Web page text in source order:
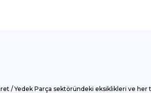
/ Yedek Parça sektöründeki eksiklikleri ve her